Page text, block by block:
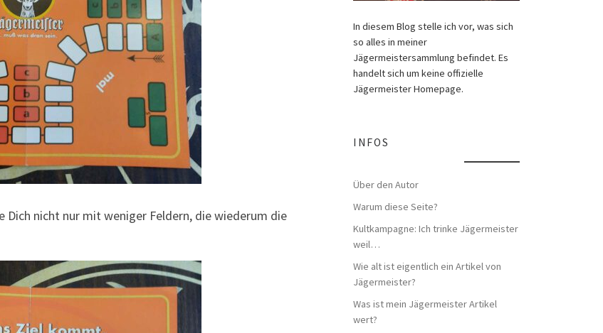
Dich nicht nur mit weniger Feldern, die wiederum die
In diesem Blog stelle ich vor, was sich
so alles in meiner
Jägermeistersammlung befindet. Es
handelt sich um keine offizielle
Jägermeister Homepage.
INFOS
Über den Autor
Warum diese Seite?
Kultkampagne: Ich trinke Jägermeister
weil…
Wie alt ist eigentlich ein Artikel von
Jägermeister?
Was ist mein Jägermeister Artikel
wert?